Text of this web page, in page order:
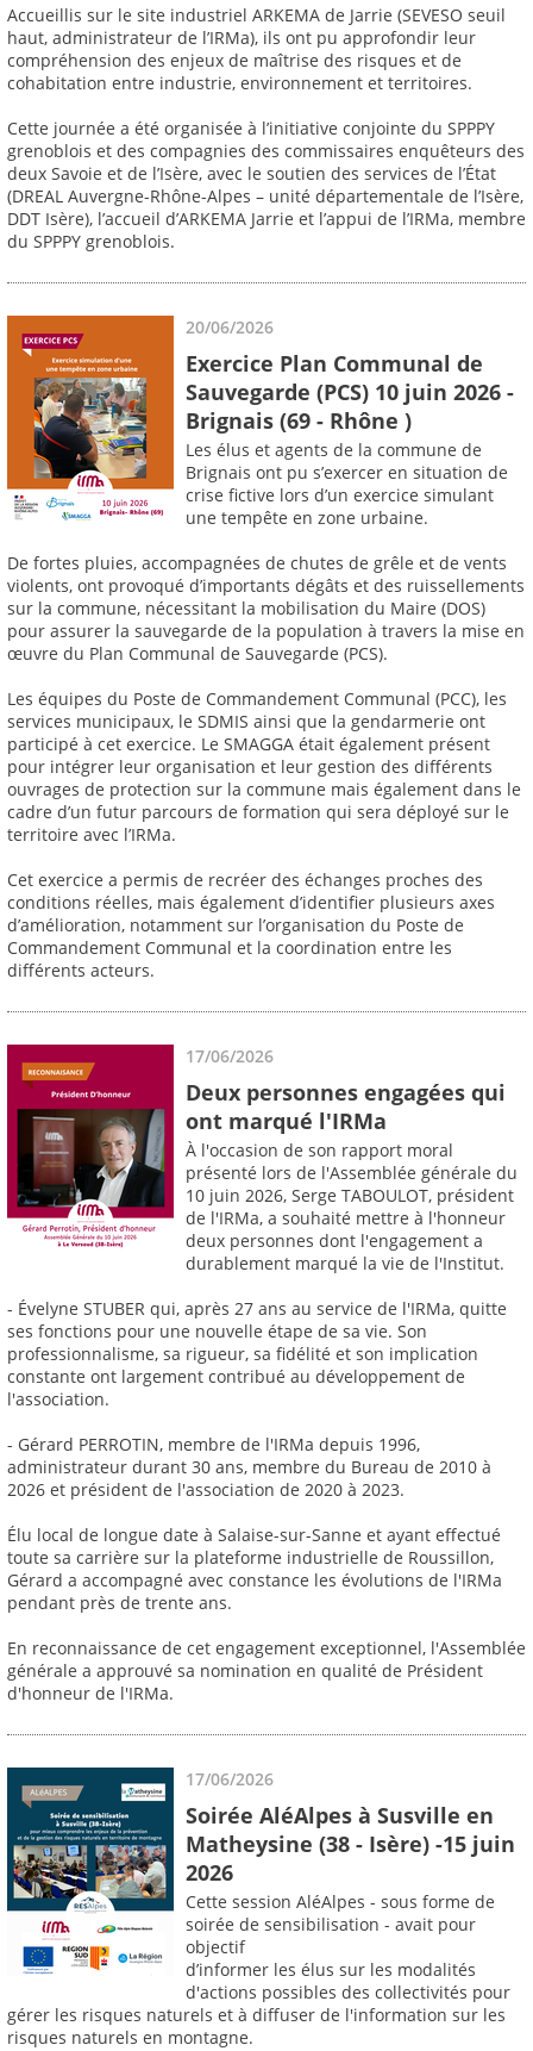
Accueillis sur le site industriel ARKEMA de Jarrie (SEVESO seuil
haut, administrateur de l’IRMa), ils ont pu approfondir leur
compréhension des enjeux de maîtrise des risques et de
cohabitation entre industrie, environnement et territoires.
Cette journée a été organisée à l’initiative conjointe du SPPPY
grenoblois et des compagnies des commissaires enquêteurs des
deux Savoie et de l’Isère, avec le soutien des services de l’État
(DREAL Auvergne-Rhône-Alpes – unité départementale de l’Isère,
DDT Isère), l’accueil d’ARKEMA Jarrie et l’appui de l’IRMa, membre
du SPPPY grenoblois.
20/06/2026
Exercice Plan Communal de
Sauvegarde (PCS) 10 juin 2026 -
Brignais (69 - Rhône )
Les élus et agents de la commune de
Brignais ont pu s’exercer en situation de
crise fictive lors d’un exercice simulant
une tempête en zone urbaine.
De fortes pluies, accompagnées de chutes de grêle et de vents
violents, ont provoqué d’importants dégâts et des ruissellements
sur la commune, nécessitant la mobilisation du Maire (DOS)
pour assurer la sauvegarde de la population à travers la mise en
œuvre du Plan Communal de Sauvegarde (PCS).
Les équipes du Poste de Commandement Communal (PCC), les
services municipaux, le SDMIS ainsi que la gendarmerie ont
participé à cet exercice. Le SMAGGA était également présent
pour intégrer leur organisation et leur gestion des différents
ouvrages de protection sur la commune mais également dans le
cadre d’un futur parcours de formation qui sera déployé sur le
territoire avec l’IRMa.
Cet exercice a permis de recréer des échanges proches des
conditions réelles, mais également d’identifier plusieurs axes
d’amélioration, notamment sur l’organisation du Poste de
Commandement Communal et la coordination entre les
différents acteurs.
17/06/2026
Deux personnes engagées qui
ont marqué l'IRMa
À l'occasion de son rapport moral
présenté lors de l'Assemblée générale du
10 juin 2026, Serge TABOULOT, président
de l'IRMa, a souhaité mettre à l'honneur
deux personnes dont l'engagement a
durablement marqué la vie de l'Institut.
- Évelyne STUBER qui, après 27 ans au service de l'IRMa, quitte
ses fonctions pour une nouvelle étape de sa vie. Son
professionnalisme, sa rigueur, sa fidélité et son implication
constante ont largement contribué au développement de
l'association.
- Gérard PERROTIN, membre de l'IRMa depuis 1996,
administrateur durant 30 ans, membre du Bureau de 2010 à
2026 et président de l'association de 2020 à 2023.
Élu local de longue date à Salaise-sur-Sanne et ayant effectué
toute sa carrière sur la plateforme industrielle de Roussillon,
Gérard a accompagné avec constance les évolutions de l'IRMa
pendant près de trente ans.
En reconnaissance de cet engagement exceptionnel, l'Assemblée
générale a approuvé sa nomination en qualité de Président
d'honneur de l'IRMa.
17/06/2026
Soirée AléAlpes à Susville en
Matheysine (38 - Isère) -15 juin
2026
Cette session AléAlpes - sous forme de
soirée de sensibilisation - avait pour
objectif
d’informer les élus sur les modalités
d'actions possibles des collectivités pour
gérer les risques naturels et à diffuser de l'information sur les
risques naturels en montagne.